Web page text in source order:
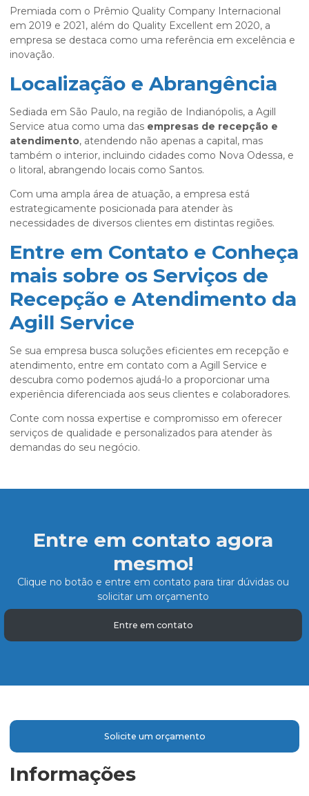
Premiada com o Prêmio Quality Company Internacional
em 2019 e 2021, além do Quality Excellent em 2020, a
empresa se destaca como uma referência em excelência e
inovação.
Localização e Abrangência
Sediada em São Paulo, na região de Indianópolis, a Agill
Service atua como uma das empresas de recepção e
atendimento, atendendo não apenas a capital, mas
também o interior, incluindo cidades como Nova Odessa, e
o litoral, abrangendo locais como Santos.
Com uma ampla área de atuação, a empresa está
estrategicamente posicionada para atender às
necessidades de diversos clientes em distintas regiões.
Entre em Contato e Conheça
mais sobre os Serviços de
Recepção e Atendimento da
Agill Service
Se sua empresa busca soluções eficientes em recepção e
atendimento, entre em contato com a Agill Service e
descubra como podemos ajudá-lo a proporcionar uma
experiência diferenciada aos seus clientes e colaboradores.
Conte com nossa expertise e compromisso em oferecer
serviços de qualidade e personalizados para atender às
demandas do seu negócio.
Entre em contato agora
mesmo!
Clique no botão e entre em contato para tirar dúvidas ou
solicitar um orçamento
Entre em contato
Solicite um orçamento
Informações